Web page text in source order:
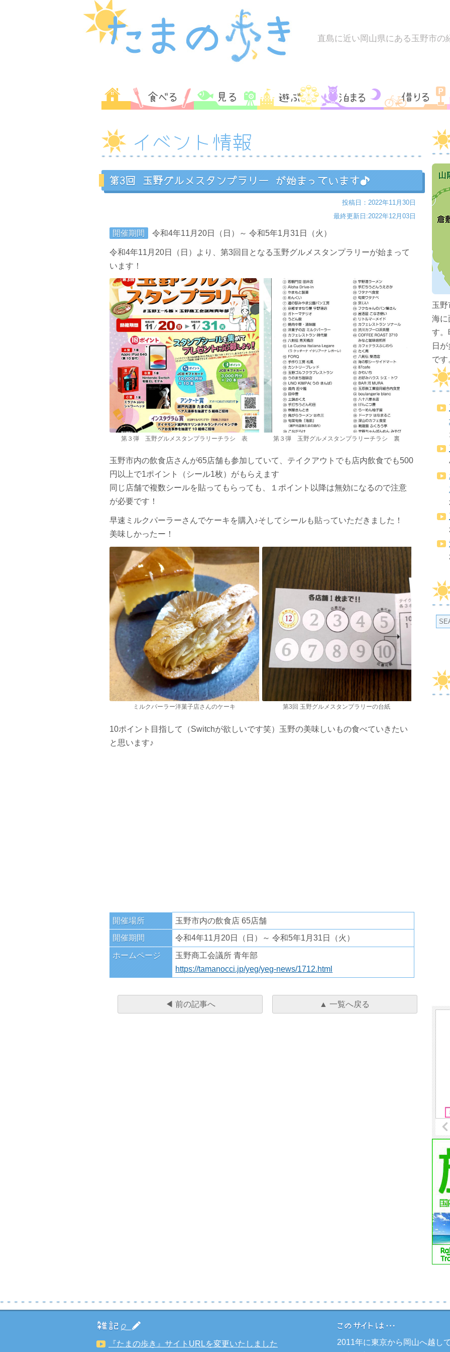
直島に近い岡山県にある玉野市
イベント情報
第3回 玉野グルメスタンプラリー が始まっています♪
投稿日：2022年11月30日
最終更新日:2022年12月03日
開催期間 令和4年11月20日（日）～ 令和5年1月31日（火）
令和4年11月20日（日）より、第3回目となる玉野グルメスタンプラリーが始まって
います！
第３弾 玉野グルメスタンプラリーチラシ 表 第３弾 玉野グルメスタンプラリーチラシ 裏
玉野市内の飲食店さんが65店舗も参加していて、テイクアウトでも店内飲食でも500
円以上で1ポイント（シール1枚）がもらえます
同じ店舗で複数シールを貼ってもらっても、１ポイント以降は無効になるので注意
が必要です！
早速ミルクパーラーさんでケーキを購入♪そしてシールも貼っていただきました！
美味しかったー！
ミルクパーラー洋菓子店さんのケーキ 第3回 玉野グルメスタンプラリーの台紙
10ポイント目指して（Switchが欲しいです笑）玉野の美味しいもの食べていきたい
と思います♪
開催場所 玉野市内の飲食店 65店舗
開催期間 令和4年11月20日（日）～ 令和5年1月31日（火）
ホームページ
玉野商工会議所 青年部
https://tamanocci.jp/yeg/yeg-news/1712.html
◀ 前の記事へ ▲ 一覧へ戻る
玉
海に
す。
日
です
『たまの歩き』サイトURLを変更いたしました
2011年に東京から岡山へ越し